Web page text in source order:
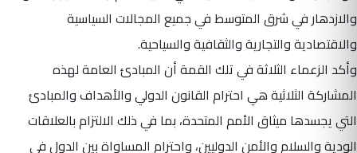
والازدهار في شرق المتوسط في جميع المجالات السياسية
والاقتصادية والتجارية والثقافية والسياحية.
وأكد الزعماء الثلاثة في تلك القمة أن المبادئ العامة لهذه
المشاركة الثلاثية هي احترام القانون الدولي والأهداف والمبادئ
التي يجسدها ميثاق الأمم المتحدة، بما في ذلك الالتزام بالعلاقات
الودية والسلام والأمن الدوليين، واحترام المساواة بين الدول في